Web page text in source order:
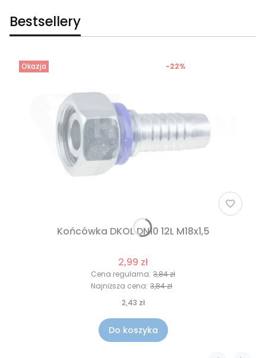
Bestsellery
Okazja
Końcówka DKOL DN10 12L M18x1,5
2,99 zł
Cena regularna: 3,84 zł
-22%
Najniższa cena: 3,84 zł
2,43 zł
Do koszyka